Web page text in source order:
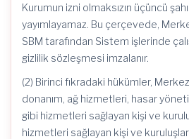
Kurumun izni olmaksızın üçüncü
yayımlayamaz. Bu çerçevede,
SBM tarafından Sistem işlerinde
gizlilik sözleşmesi imzalanır.
(2) Birinci fıkradaki hükümler,
donanım, ağ hizmetleri, hasar
gibi hizmetleri sağlayan kişi ve
hizmetleri sağlayan kişi ve